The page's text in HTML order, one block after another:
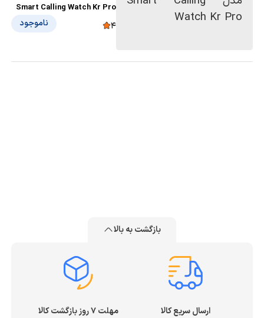
Smart Calling Watch Kr Pro
4 ناموجود
بازگشت به بالا
ارسال سریع کالا مهلت ۷ روز بازگشت کالا